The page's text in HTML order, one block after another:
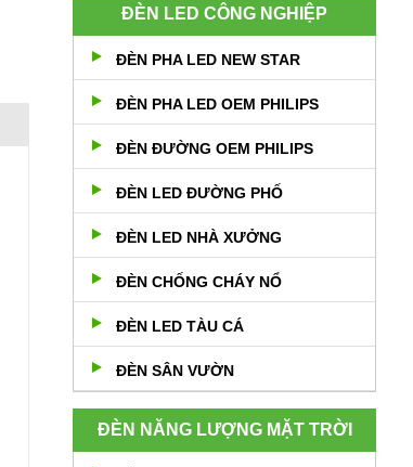
ĐÈN LED CÔNG NGHIỆP
ĐÈN PHA LED NEW STAR
ĐÈN PHA LED OEM PHILIPS
ĐÈN ĐƯỜNG OEM PHILIPS
ĐÈN LED ĐƯỜNG PHỐ
ĐÈN LED NHÀ XƯỞNG
ĐÈN CHỐNG CHÁY NỔ
ĐÈN LED TÀU CÁ
ĐÈN SÂN VƯỜN
ĐÈN NĂNG LƯỢNG MẶT TRỜI